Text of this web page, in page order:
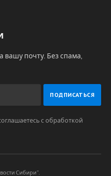
почту. Без спама,
с обработкой
Сибири”.